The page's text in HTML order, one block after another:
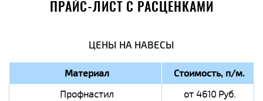
ПРАЙС-ЛИСТ С РАСЦЕНКАМИ
ЦЕНЫ НА НАВЕСЫ
Материал Стоимость, п/м.
Профнастил
от 4610 Руб.